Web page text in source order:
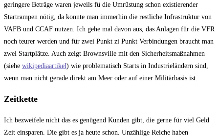
geringere Beträge waren jeweils fü die Umrüstung schon existierender
Startrampen nötig, da konnte man immerhin die restliche Infrastruktur von
VAFB und CCAF nutzen. Ich gehe mal davon aus, das Anlagen für die VFR
noch teurer werden und für zwei Punkt zi Punkt Verbindungen braucht man
zwei Startplätze. Auch zeigt Brownsville mit den Sicherheitsmaßnahmen
(siehe wikipediaartikel) wie problematisch Starts in Industrieländern sind,
wenn man nicht gerade direkt am Meer oder auf einer Militärbasis ist.
Zeitkette
Ich bezweifele nicht das es genügend Kunden gibt, die gerne für viel Geld
Zeit einsparen. Die gibt es ja heute schon. Unzählige Reiche haben